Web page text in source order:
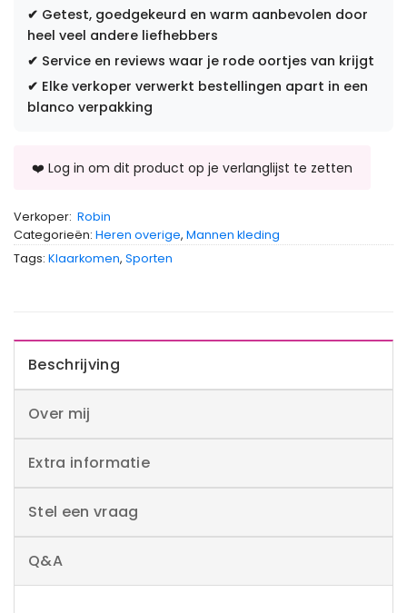
✔ Getest, goedgekeurd en warm aanbevolen door
heel veel andere liefhebbers
✔ Service en reviews waar je rode oortjes van krijgt
✔ Elke verkoper verwerkt bestellingen apart in een
blanco verpakking
Verkoper: Robin
Categorieën: Heren overige, Mannen kleding
Tags: Klaarkomen, Sporten
Beschrijving
Over mij
Extra informatie
Stel een vraag
Q&A